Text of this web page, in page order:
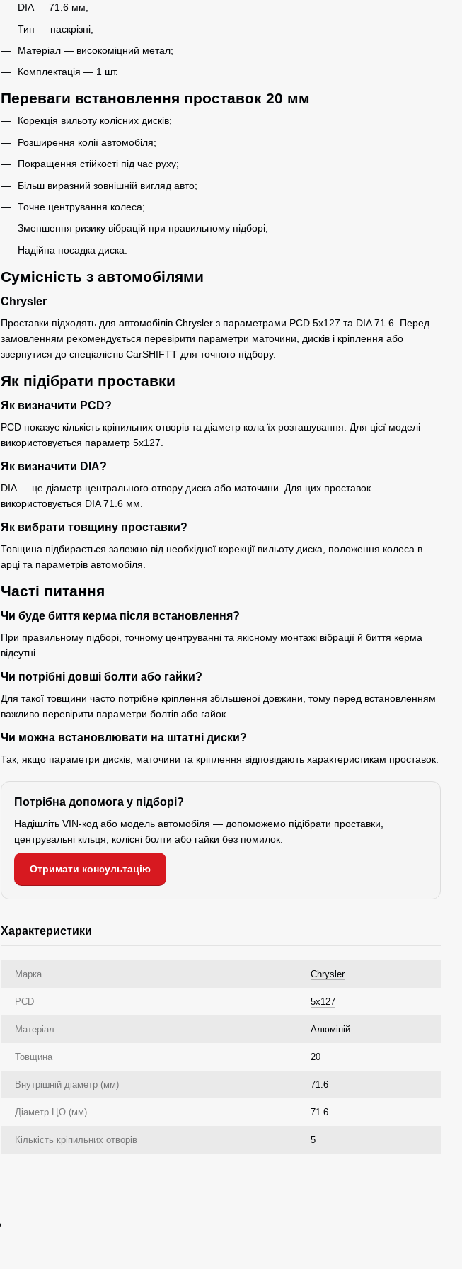
DIA — 71.6 мм;
Тип — наскрізні;
Матеріал — високоміцний метал;
Комплектація — 1 шт.
Переваги встановлення проставок 20 мм
Корекція вильоту колісних дисків;
Розширення колії автомобіля;
Покращення стійкості під час руху;
Більш виразний зовнішній вигляд авто;
Точне центрування колеса;
Зменшення ризику вібрацій при правильному підборі;
Надійна посадка диска.
Сумісність з автомобілями
Chrysler
Проставки підходять для автомобілів Chrysler з параметрами PCD 5x127 та DIA 71.6. Перед
замовленням рекомендується перевірити параметри маточини, дисків і кріплення або
звернутися до спеціалістів CarSHIFTT для точного підбору.
Як підібрати проставки
Як визначити PCD?
PCD показує кількість кріпильних отворів та діаметр кола їх розташування. Для цієї моделі
використовується параметр 5x127.
Як визначити DIA?
DIA — це діаметр центрального отвору диска або маточини. Для цих проставок
використовується DIA 71.6 мм.
Як вибрати товщину проставки?
Товщина підбирається залежно від необхідної корекції вильоту диска, положення колеса в
арці та параметрів автомобіля.
Часті питання
Чи буде биття керма після встановлення?
При правильному підборі, точному центруванні та якісному монтажі вібрації й биття керма
відсутні.
Чи потрібні довші болти або гайки?
Для такої товщини часто потрібне кріплення збільшеної довжини, тому перед встановленням
важливо перевірити параметри болтів або гайок.
Чи можна встановлювати на штатні диски?
Так, якщо параметри дисків, маточини та кріплення відповідають характеристикам проставок.
Потрібна допомога у підборі?
Надішліть VIN-код або модель автомобіля — допоможемо підібрати проставки,
центрувальні кільця, колісні болти або гайки без помилок.
Отримати консультацію
Характеристики
Марка Chrysler
PCD 5x127
Матеріал Алюміній
Товщина 20
Внутрішній діаметр (мм) 71.6
Діаметр ЦО (мм) 71.6
Кількість кріпильних отворів 5